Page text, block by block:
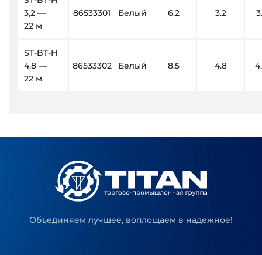
3,2 —
22 м
86533301 Белый 6.2 3.2
ST-BT-H
4,8 —
22 м
86533302 Белый 8.5 4.8
Объединяем лучшее, воплощаем в надежное!